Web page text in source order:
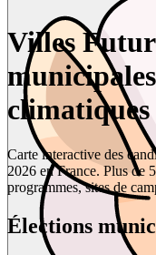
Villes
climatiques
Carte interactive des
2026 en France. Plus de
programmes, sites de
Élections